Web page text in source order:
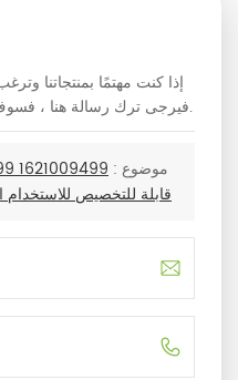
إذا كنت مهتمًا بمنتجاتنا
فيرجى ترك رسالة هنا ، فسوف نرد عليك في أقرب وقت ممكن.
موضوع :
قابلة للتخصيص